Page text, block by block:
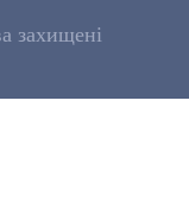
захищені